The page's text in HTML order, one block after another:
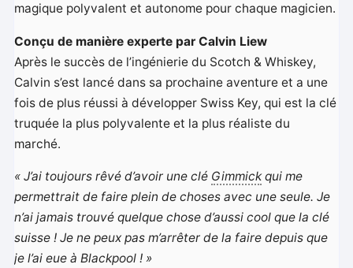
magique polyvalent et autonome pour chaque magicien.
Conçu de manière experte par Calvin Liew
Après le succès de l’ingénierie du Scotch & Whiskey,
Calvin s’est lancé dans sa prochaine aventure et a une
fois de plus réussi à développer Swiss Key, qui est la clé
truquée la plus polyvalente et la plus réaliste du
marché.
« J’ai toujours rêvé d’avoir une clé Gimmickqui me
permettrait de faire plein de choses avec une seule. Je
n’ai jamais trouvé quelque chose d’aussi cool que la clé
suisse ! Je ne peux pas m’arrêter de la faire depuis que
je l’ai eue à Blackpool ! »